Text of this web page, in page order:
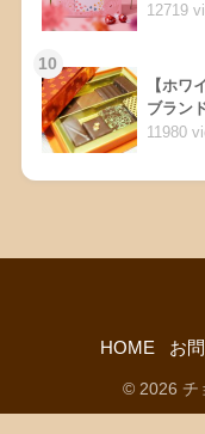
12719
10
【ホワ
ブラン
11980
HOME お
© 2026 チ